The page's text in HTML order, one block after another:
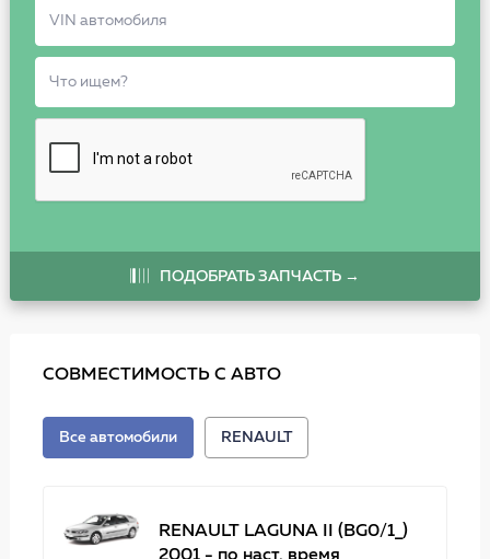
ПОДОБРАТЬ ЗАПЧАСТЬ →
СОВМЕСТИМОСТЬ С АВТО
Все автомобили RENAULT
RENAULT LAGUNA II (BG0/1_)